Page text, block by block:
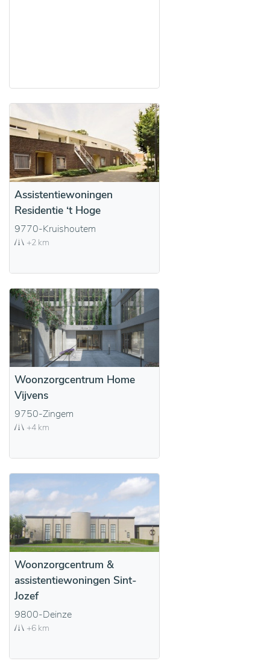
Assistentiewoningen
Residentie ‘t Hoge
9770-Kruishoutem
+2 km
Woonzorgcentrum Home
Vijvens
9750-Zingem
+4 km
Woonzorgcentrum &
assistentiewoningen Sint-
Jozef
9800-Deinze
+6 km